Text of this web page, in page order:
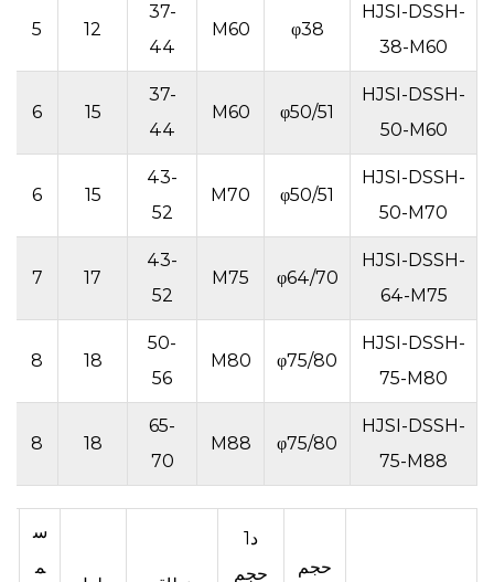
HJSI-DSSH-
38-M60
φ38
M60
37-
44
12
5
HJSI-DSSH-
50-M60
φ50/51
M60
37-
44
15
6
HJSI-DSSH-
50-M70
φ50/51
M70
43-
52
15
6
HJSI-DSSH-
64-M75
φ64/70
M75
43-
52
17
7
HJSI-DSSH-
75-M80
φ75/80
M80
50-
56
18
8
HJSI-DSSH-
75-M88
φ75/80
M88
65-
70
18
8
حجم
د1
حجم
س
م